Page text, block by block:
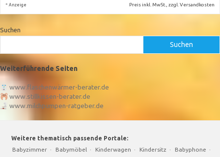
* Anzeige Preis inkl. MwSt., zzgl. Versandkosten
Suchen
Suchen
Weiterführende Seiten
www.flaschenwärmer-berater.de
www.stillkissen-berater.de
www.milchpumpen-ratgeber.de
Weitere thematisch passende Portale:
Babyzimmer · Babymöbel · Kinderwagen · Kindersitz · Babyphone ·